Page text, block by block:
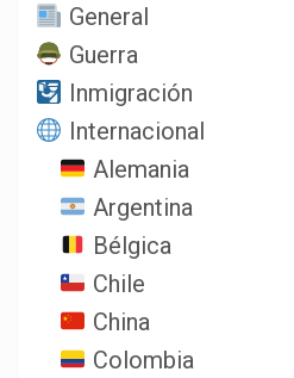
General
Guerra
Inmigración
Internacional
Alemania
Argentina
Bélgica
Chile
China
Colombia